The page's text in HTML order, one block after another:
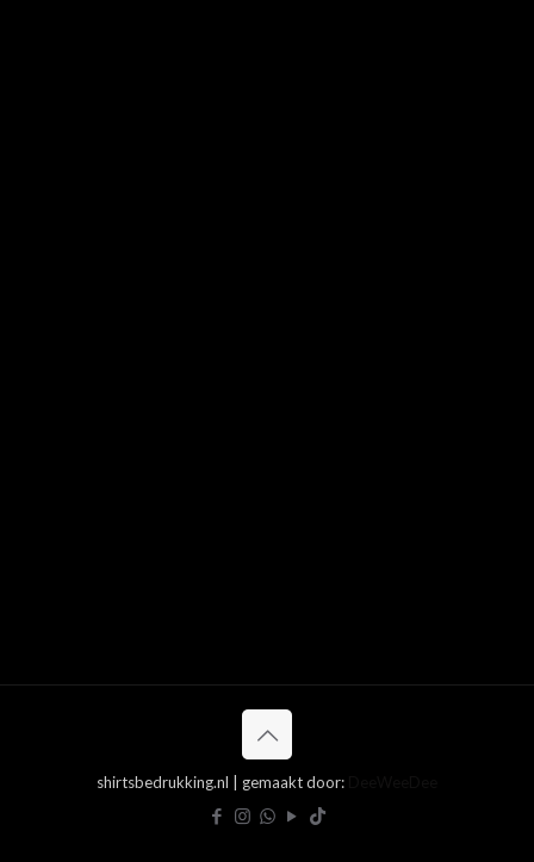
shirtsbedrukking.nl | gemaakt door: